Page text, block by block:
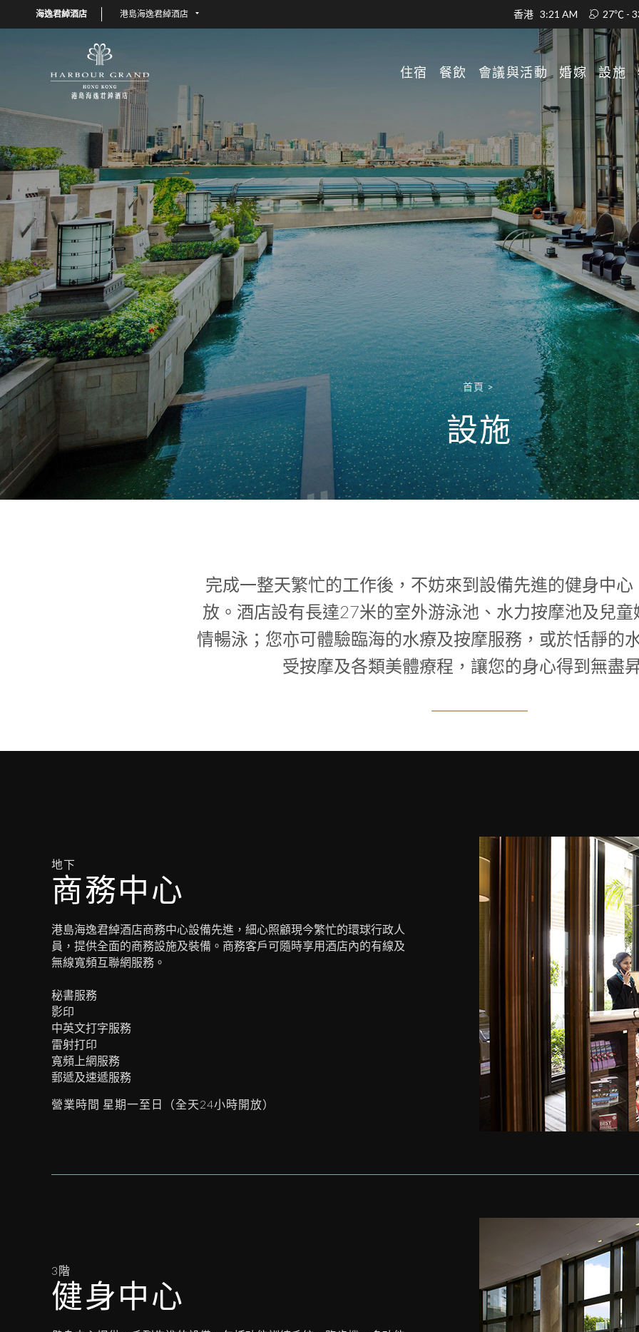
海逸君綽酒店 港島海逸君綽酒店 香港 3:21 AM 27℃ -
住宿 餐飲 會議與活動 婚嫁 設施
首頁 >
設施
完成一整天繁忙的工作後，不妨來到設備先進的健身中
放。酒店設有長達27米的室外游泳池、水力按摩池及兒童
情暢泳；您亦可體驗臨海的水療及按摩服務，或於恬靜的
受按摩及各類美體療程，讓您的身心得到無盡
地下
商務中心
港島海逸君綽酒店商務中心設備先進，細心照顧現今繁忙的環球行政人
員，提供全面的商務設施及裝備。商務客戶可隨時享用酒店內的有線及
無線寬頻互聯網服務。
秘書服務
影印
中英文打字服務
雷射打印
寬頻上網服務
郵遞及速遞服務
營業時間 星期一至日（全天24小時開放）
3階
健身中心